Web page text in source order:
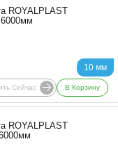
10 мм
ROYALPLAST
Сейчас В Корзину
ROYALPLAST